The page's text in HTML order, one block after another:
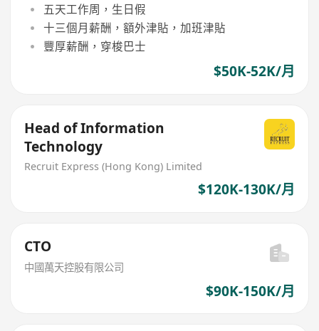
五天工作周，生日假
十三個月薪酬，額外津貼，加班津貼
豐厚薪酬，穿梭巴士
$50K-52K/月
Head of Information
Technology
Recruit Express (Hong Kong) Limited
$120K-130K/月
CTO
中國萬天控股有限公司
$90K-150K/月